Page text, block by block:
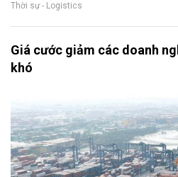
Thời sự - Logistics
Giá cước giảm các doanh
khó